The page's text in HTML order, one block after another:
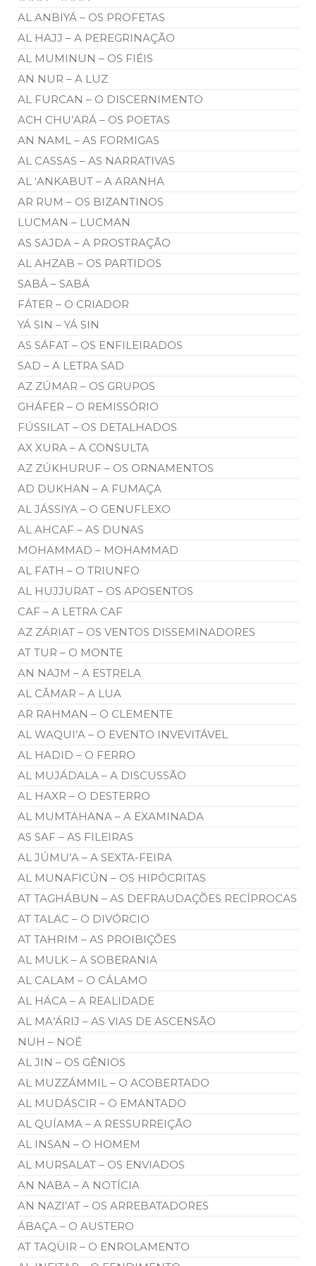
AL ANBIYÁ – OS PROFETAS
AL HAJJ – A PEREGRINAÇÃO
AL MUMINUN – OS FIÉIS
AN NUR – A LUZ
AL FURCAN – O DISCERNIMENTO
ACH CHU’ARÁ – OS POETAS
AN NAML – AS FORMIGAS
AL CASSAS – AS NARRATIVAS
AL ‘ANKABUT – A ARANHA
AR RUM – OS BIZANTINOS
LUCMAN – LUCMAN
AS SAJDA – A PROSTRAÇÃO
AL AHZAB – OS PARTIDOS
SABÁ – SABÁ
FÁTER – O CRIADOR
YÁ SIN – YÁ SIN
AS SÁFAT – OS ENFILEIRADOS
SAD – A LETRA SAD
AZ ZÚMAR – OS GRUPOS
GHÁFER – O REMISSÓRIO
FÚSSILAT – OS DETALHADOS
AX XURA – A CONSULTA
AZ ZÚKHURUF – OS ORNAMENTOS
AD DUKHAN – A FUMAÇA
AL JÁSSIYA – O GENUFLEXO
AL AHCAF – AS DUNAS
MOHAMMAD – MOHAMMAD
AL FATH – O TRIUNFO
AL HUJJURAT – OS APOSENTOS
CAF – A LETRA CAF
AZ ZÁRIAT – OS VENTOS DISSEMINADORES
AT TUR – O MONTE
AN NAJM – A ESTRELA
AL CÂMAR – A LUA
AR RAHMAN – O CLEMENTE
AL WAQUI’A – O EVENTO INVEVITÁVEL
AL HADID – O FERRO
AL MUJÁDALA – A DISCUSSÃO
AL HAXR – O DESTERRO
AL MUMTAHANA – A EXAMINADA
AS SAF – AS FILEIRAS
AL JÚMU’A – A SEXTA-FEIRA
AL MUNAFICÚN – OS HIPÓCRITAS
AT TAGHÁBUN – AS DEFRAUDAÇÕES RECÍPROCAS
AT TALAC – O DIVÓRCIO
AT TAHRIM – AS PROIBIÇÕES
AL MULK – A SOBERANIA
AL CALAM – O CÁLAMO
AL HÁCA – A REALIDADE
AL MA’ÁRIJ – AS VIAS DE ASCENSÃO
NUH – NOÉ
AL JIN – OS GÊNIOS
AL MUZZÁMMIL – O ACOBERTADO
AL MUDÁSCIR – O EMANTADO
AL QUÍAMA – A RESSURREIÇÃO
AL INSAN – O HOMEM
AL MURSALAT – OS ENVIADOS
AN NABA – A NOTÍCIA
AN NAZI’AT – OS ARREBATADORES
ÁBAÇA – O AUSTERO
AT TAQÜIR – O ENROLAMENTO